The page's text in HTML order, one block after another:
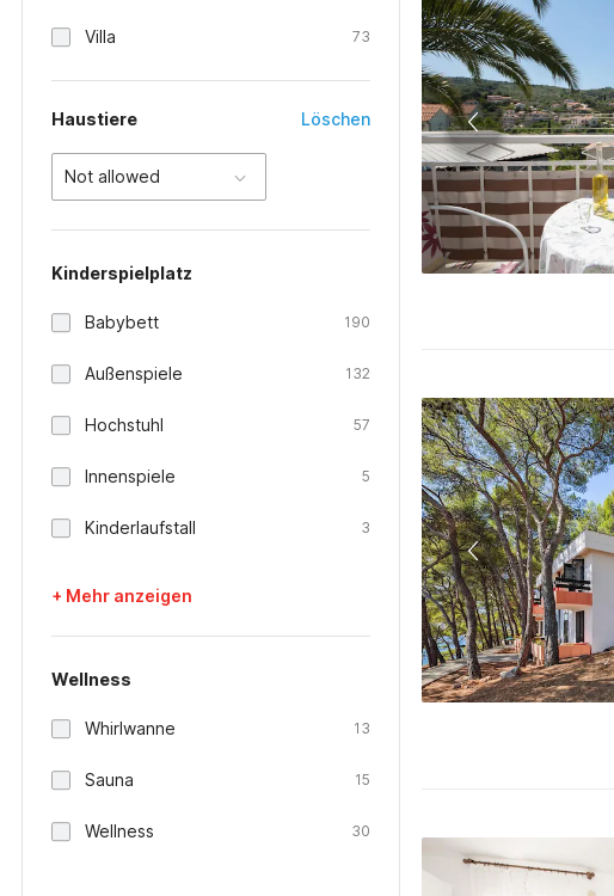
Villa 73
Haustiere Löschen
Not allowed
Kinderspielplatz
Babybett 190
Außenspiele 132
Hochstuhl 57
Innenspiele 5
Kinderlaufstall 3
+ Mehr anzeigen
Wellness
Whirlwanne 13
Sauna 15
Wellness 30